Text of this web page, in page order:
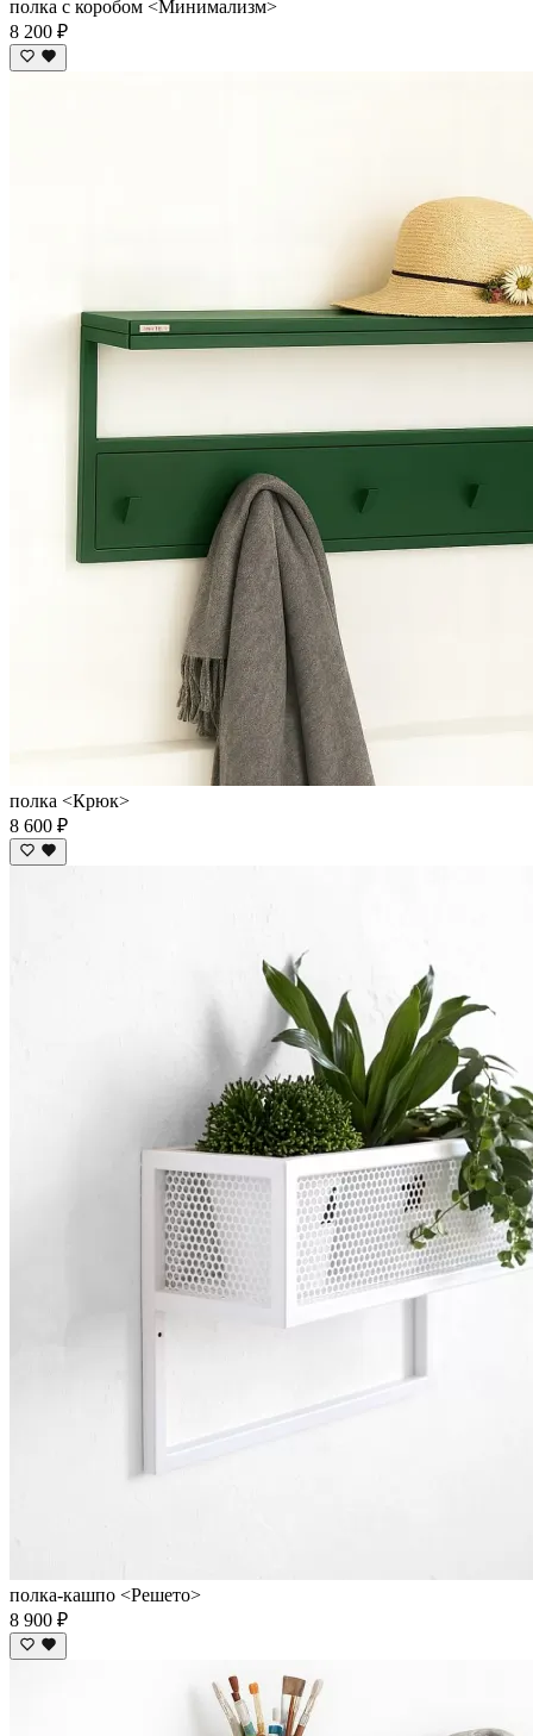
полка с коробом <Минимализм>
8 200 ₽
полка <Крюк>
8 600 ₽
полка-кашпо <Решето>
8 900 ₽